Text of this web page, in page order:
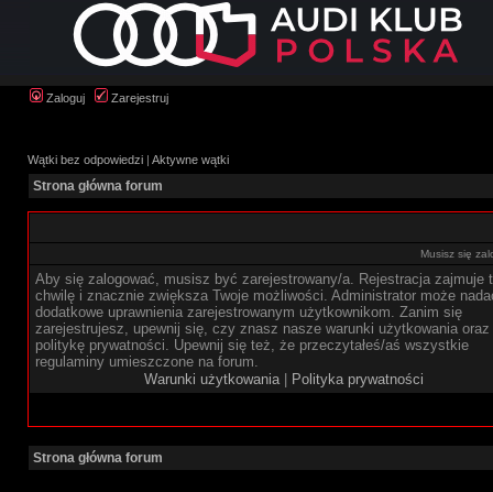
Zaloguj Zarejestruj
Wątki bez odpowiedzi | Aktywne wątki
Strona główna forum
Musisz się
Aby się zalogować, musisz być zarejestrowany/a. Rejestracja zajmuje
chwilę i znacznie zwiększa Twoje możliwości. Administrator może
dodatkowe uprawnienia zarejestrowanym użytkownikom. Zanim się
zarejestrujesz, upewnij się, czy znasz nasze warunki użytkowania oraz
politykę prywatności. Upewnij się też, że przeczytałeś/aś wszystkie
regulaminy umieszczone na forum.
Warunki użytkowania| Polityka prywatności
Strona główna forum